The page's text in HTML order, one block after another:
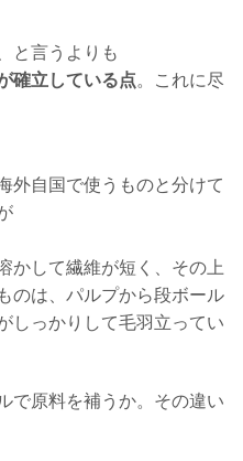
と言うよりも
確立している点。これに尽
外自国で使うものと分けて
かして繊維が短く、その上
のは、パルプから段ボール
しっかりして毛羽立ってい
で原料を補うか。その違い